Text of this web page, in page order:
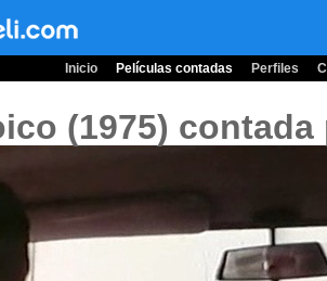
Inicio Películas contadas Perfiles
(1975) contada